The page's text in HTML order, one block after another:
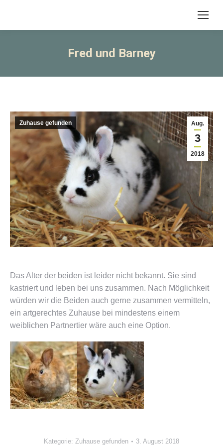
Fred und Barney
Aug.
3
2018
Zuhause gefunden
Das Alter der beiden ist leider nicht bekannt. Sie sind
kastriert und leben bei uns zusammen. Nach Möglichkeit
würden wir die Beiden auch gerne zusammen vermitteln,
ein artgerechtes Zuhause bei mindestens einem
weiblichen Partnertier wäre auch eine Option.
Kategorie: Zuhause gefunden 3. August 2018